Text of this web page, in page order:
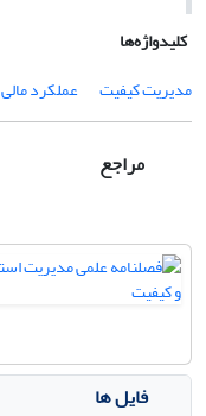
کلیدواژه‌ها
مدیریت کیفیت
عملکرد مالی
مراجع
فایل ها